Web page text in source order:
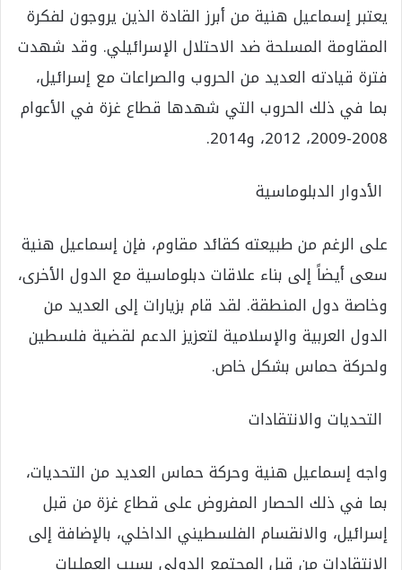
يعتبر إسماعيل هنية من أبرز القادة الذين يروجون لفكرة
المقاومة المسلحة ضد الاحتلال الإسرائيلي. وقد شهدت
فترة قيادته العديد من الحروب والصراعات مع إسرائيل،
بما في ذلك الحروب التي شهدها قطاع غزة في الأعوام
2008-2009، 2012، و2014.
الأدوار الدبلوماسية
على الرغم من طبيعته كقائد مقاوم، فإن إسماعيل هنية
سعى أيضاً إلى بناء علاقات دبلوماسية مع الدول الأخرى،
وخاصة دول المنطقة. لقد قام بزيارات إلى العديد من
الدول العربية والإسلامية لتعزيز الدعم لقضية فلسطين
ولحركة حماس بشكل خاص.
التحديات والانتقادات
واجه إسماعيل هنية وحركة حماس العديد من التحديات،
بما في ذلك الحصار المفروض على قطاع غزة من قبل
إسرائيل، والانقسام الفلسطيني الداخلي، بالإضافة إلى
الانتقادات من قبل المجتمع الدولي بسبب العمليات